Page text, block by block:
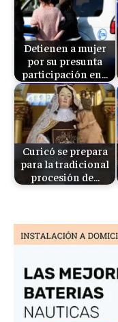
Detienen a mujer
por su presunta
participación en…
Curicó se prepara
para la tradicional
procesión de…